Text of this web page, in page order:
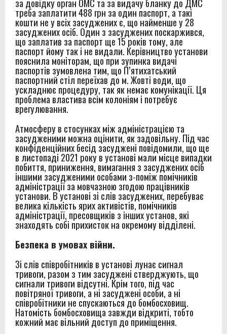
за довідку орган ОМС та за видачу бланку до ДМС
треба заплатити 488 грн за один паспорт, а такі
кошти не у всіх засуджених є, що найменше у 28
засуджених осіб. Один з засуджених поскаржився,
що заплатив за паспорт ще 15 років тому, але
паспорт йому так і не видали. Керівництво установи
пояснила моніторам, що при зупинка видачі
паспортів зумовлена тим, що П’ятихатський
паспортний стіл переїхав до м. Жовті води, що
ускладнює процедуру, так як немає комунікації. Ця
проблема властива всім колоніям і потребує
врегулювання.
Атмосферу в стосунках між адміністрацією та
засудженими можна оцінити, як задовільну. Під час
конфіденційних бесід засуджені повідомили, що ще
в листопаді 2021 року в установі мали місце випадки
побиття, приниження, вимагання з засуджених осіб
іншими засудженими особами з-поміж помічників
адміністрації за мовчазною згодою працівників
установи. В установі зі слів засуджених, перебуває
велика кількість ярих активістів, помічників
адміністрації, пресовщиків з інших установ, які
знаходять собі прихисток на окремому відділені.
Безпека в умовах війни.
Зі слів співробітників в установі лунає сигнал
тривоги, разом з тим засуджені стверджують, що
сигнали тривоги відсутні. Крім того, під час
повітряної тривоги, а ні засуджені особи, а ні
співробітники не спускаються до бомбосховищ.
Натомість бомбосховища завжди відкриті, тобто
кожний має вільний доступ до приміщення.